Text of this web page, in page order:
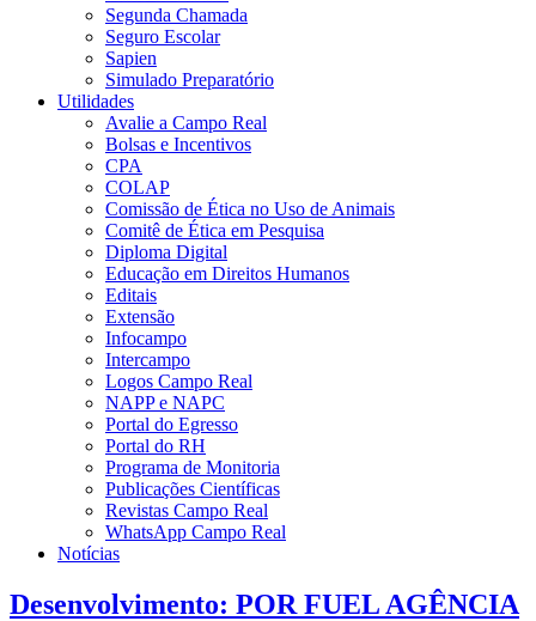
Segunda Chamada
Seguro Escolar
Sapien
Simulado Preparatório
Utilidades
Avalie a Campo Real
Bolsas e Incentivos
CPA
COLAP
Comissão de Ética no Uso de Animais
Comitê de Ética em Pesquisa
Diploma Digital
Educação em Direitos Humanos
Editais
Extensão
Infocampo
Intercampo
Logos Campo Real
NAPP e NAPC
Portal do Egresso
Portal do RH
Programa de Monitoria
Publicações Científicas
Revistas Campo Real
WhatsApp Campo Real
Notícias
Desenvolvimento: POR FUEL AGÊNCIA